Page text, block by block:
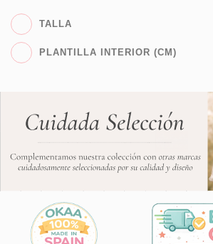
TALLA
PLANTILLA INTERIOR (CM)